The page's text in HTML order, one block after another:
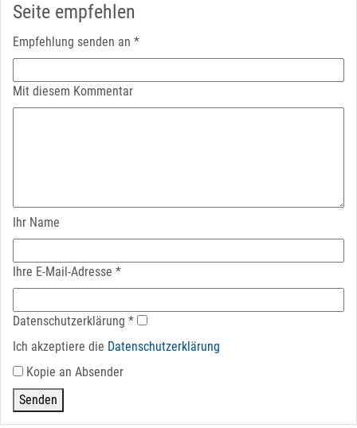
Seite empfehlen
Empfehlung senden an *
Mit diesem Kommentar
Ihr Name
Ihre E-Mail-Adresse *
Datenschutz­erklärung *
Ich akzeptiere die Datenschutz­erklärung
Kopie an Absender